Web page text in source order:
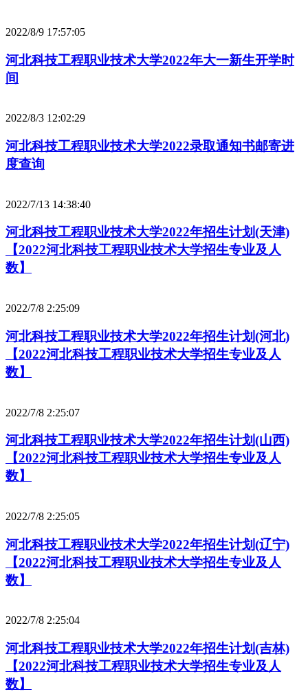
2022/8/9 17:57:05
河北科技工程职业技术大学2022年大一新生开学时
间
2022/8/3 12:02:29
河北科技工程职业技术大学2022录取通知书邮寄进
度查询
2022/7/13 14:38:40
河北科技工程职业技术大学2022年招生计划(天津)
【2022河北科技工程职业技术大学招生专业及人
数】
2022/7/8 2:25:09
河北科技工程职业技术大学2022年招生计划(河北)
【2022河北科技工程职业技术大学招生专业及人
数】
2022/7/8 2:25:07
河北科技工程职业技术大学2022年招生计划(山西)
【2022河北科技工程职业技术大学招生专业及人
数】
2022/7/8 2:25:05
河北科技工程职业技术大学2022年招生计划(辽宁)
【2022河北科技工程职业技术大学招生专业及人
数】
2022/7/8 2:25:04
河北科技工程职业技术大学2022年招生计划(吉林)
【2022河北科技工程职业技术大学招生专业及人
数】